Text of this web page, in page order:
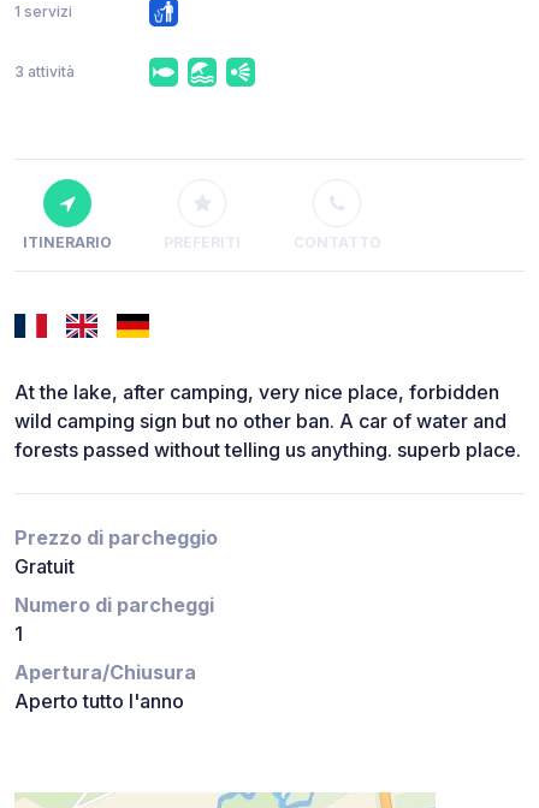
1 servizi
3 attività
ITINERARIO PREFERITI CONTATTO
At the lake, after camping, very nice place, forbidden
wild camping sign but no other ban. A car of water and
forests passed without telling us anything. superb place.
Prezzo di parcheggio
Gratuit
Numero di parcheggi
1
Apertura/Chiusura
Aperto tutto l'anno